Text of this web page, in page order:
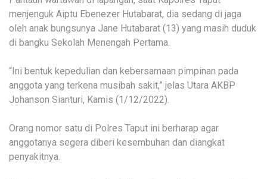
menjenguk Aiptu Ebenezer Hutabarat, dia sedang di jaga
oleh anak bungsunya Jane Hutabarat (13) yang masih duduk
di bangku Sekolah Menengah Pertama.
“Ini bentuk kepedulian dan kebersamaan pimpinan pada
anggota yang terkena musibah sakit,” jelas Utara AKBP
Johanson Sianturi, Kamis (1/12/2022).
Orang nomor satu di Polres Taput ini berharap agar
anggotanya segera diberi kesembuhan dan diangkat
penyakitnya.